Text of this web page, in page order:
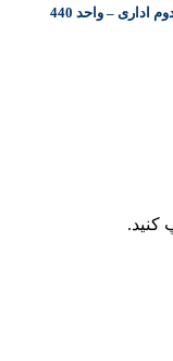
– واحد 440
کنید.